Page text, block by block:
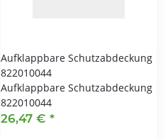
Aufklappbare Schutzabdeckung
822010044
Aufklappbare Schutzabdeckung
822010044
26,47 € *